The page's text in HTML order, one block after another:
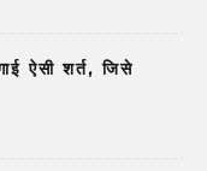
ऐसी शर्त, जिसे